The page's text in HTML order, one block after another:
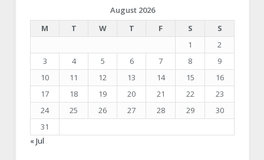
August 2026
M
T W T F S
S
1
2
3
4 5 6 7 8
9
10
11 12 13 14 15
16
17
18 19 20 21 22
23
24
25 26 27 28 29
30
31
« Jul